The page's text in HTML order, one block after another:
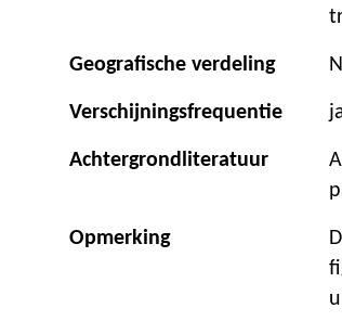
Geografische verdeling
Verschijningsfrequentie
Achtergrondliteratuur
Opmerking